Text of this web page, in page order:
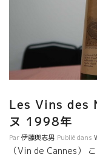
Les Vins des
ヌ 1998年
Par伊藤與志男 Publié dans
（Vin de Cannes）